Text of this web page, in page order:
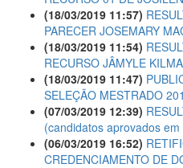
(18/03/2019 11:57)
PARECER JOSEMARY
(18/03/2019 11:54)
RECURSO JÂMYLE
(18/03/2019 11:47)
SELEÇÃO MESTRADO
(07/03/2019 12:39)
(candidatos aprovados
(06/03/2019 16:52)
CREDENCIAMENTO DE